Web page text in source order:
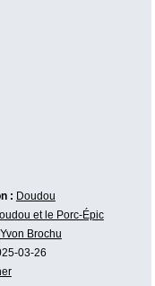
: Doudou
et le Porc-Épic
Yvon Brochu
03-26